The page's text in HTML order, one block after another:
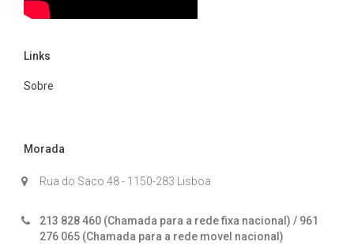
Links
Sobre
Morada
Rua do Saco 48 - 1150-283 Lisboa
213 828 460 (Chamada para a rede fixa nacional) / 961
276 065 (Chamada para a rede movel nacional)